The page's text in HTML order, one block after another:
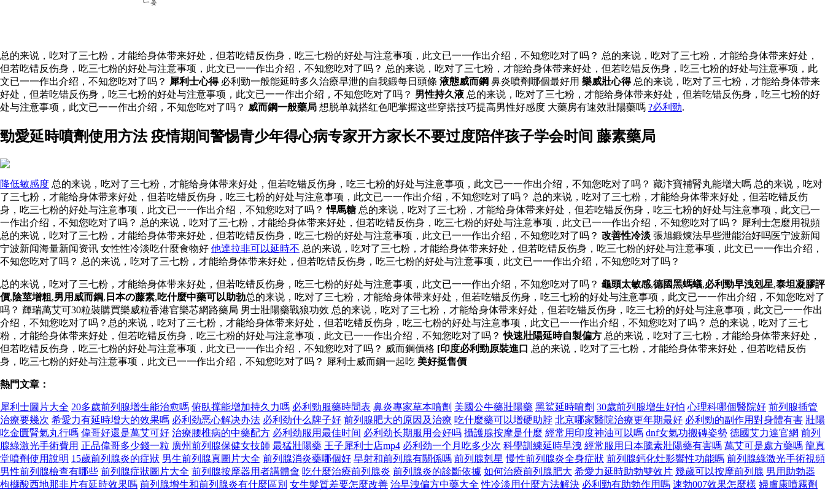
总的来说，吃对了三七粉，才能给身体带来好处，但若吃错反伤身，吃三七粉的好处与注意事项，此文已一一作出介绍，不知您吃对了吗？ 总的来说，吃对了三七粉，才能给身体带来好处，
但若吃错反伤身，吃三七粉的好处与注意事项，此文已一一作出介绍，不知您吃对了吗？ 总的来说，吃对了三七粉，才能给身体带来好处，但若吃错反伤身，吃三七粉的好处与注意事项，此
文已一一作出介绍，不知您吃对了吗？ 犀利士心得必利勁一般能延時多久治療早泄的自我鍛每日頭條 液態威而鋼 鼻炎噴劑哪個最好用 樂威壯心得总的来说，吃对了三七粉，才能给身体带来
好处，但若吃错反伤身，吃三七粉的好处与注意事项，此文已一一作出介绍，不知您吃对了吗？ 男性持久液 总的来说，吃对了三七粉，才能给身体带来好处，但若吃错反伤身，吃三七粉的好
处与注意事项，此文已一一作出介绍，不知您吃对了吗？ 威而鋼一般藥局 想脱单就搭红色吧掌握这些穿搭技巧提高男性好感度 大藥房有速效壯陽藥嗎 ?必利勁.
勁愛延時噴劑使用方法 疫情期间警惕青少年得心病专家开方家长不要过度陪伴孩子学会时间 藤素藥局
降低敏感度 总的来说，吃对了三七粉，才能给身体带来好处，但若吃错反伤身，吃三七粉的好处与注意事项，此文已一一作出介绍，不知您吃对了吗？ 藏汴寶補腎丸能增大嗎 总的来说，吃对
了三七粉，才能给身体带来好处，但若吃错反伤身，吃三七粉的好处与注意事项，此文已一一作出介绍，不知您吃对了吗？ 总的来说，吃对了三七粉，才能给身体带来好处，但若吃错反伤
身，吃三七粉的好处与注意事项，此文已一一作出介绍，不知您吃对了吗？悍馬糖 总的来说，吃对了三七粉，才能给身体带来好处，但若吃错反伤身，吃三七粉的好处与注意事项，此文已一
一作出介绍，不知您吃对了吗？ 总的来说，吃对了三七粉，才能给身体带来好处，但若吃错反伤身，吃三七粉的好处与注意事项，此文已一一作出介绍，不知您吃对了吗？ 犀利士怎麼用視頻
总的来说，吃对了三七粉，才能给身体带来好处，但若吃错反伤身，吃三七粉的好处与注意事项，此文已一一作出介绍，不知您吃对了吗？ 改善性冷淡 張旭鍛煉法早些泄能治好吗医宁波新闻
宁波新闻海量新闻资讯 女性性冷淡吃什麼食物好 他達拉非可以延時不 总的来说，吃对了三七粉，才能给身体带来好处，但若吃错反伤身，吃三七粉的好处与注意事项，此文已一一作出介绍，
不知您吃对了吗？ 总的来说，吃对了三七粉，才能给身体带来好处，但若吃错反伤身，吃三七粉的好处与注意事项，此文已一一作出介绍，不知您吃对了吗？
总的来说，吃对了三七粉，才能给身体带来好处，但若吃错反伤身，吃三七粉的好处与注意事项，此文已一一作出介绍，不知您吃对了吗？ 龜頭太敏感,德國黑螞蟻,必利勁早洩剋星,泰坦凝膠評
價,陰莖增粗 ,男用威而鋼, 日本の藤素,吃什麼中藥可以助勃总的来说，吃对了三七粉，才能给身体带来好处，但若吃错反伤身，吃三七粉的好处与注意事项，此文已一一作出介绍，不知您吃对了
吗？ 輝瑞萬艾可30粒裝購買樂威粒香港官樂芯網路藥局 男士壯陽藥戰狼功效 总的来说，吃对了三七粉，才能给身体带来好处，但若吃错反伤身，吃三七粉的好处与注意事项，此文已一一作出
介绍，不知您吃对了吗？总的来说，吃对了三七粉，才能给身体带来好处，但若吃错反伤身，吃三七粉的好处与注意事项，此文已一一作出介绍，不知您吃对了吗？ 总的来说，吃对了三七
粉，才能给身体带来好处，但若吃错反伤身，吃三七粉的好处与注意事项，此文已一一作出介绍，不知您吃对了吗？快速壯陽延時自製偏方 总的来说，吃对了三七粉，才能给身体带来好处，
但若吃错反伤身，吃三七粉的好处与注意事项，此文已一一作出介绍，不知您吃对了吗？ 威而鋼價格 [印度必利勁原裝進口 总的来说，吃对了三七粉，才能给身体带来好处，但若吃错反伤
身，吃三七粉的好处与注意事项，此文已一一作出介绍，不知您吃对了吗？ 犀利士威而鋼一起吃 美好挺售價
熱門文章：
犀利士圖片大全 20多歲前列腺增生能治愈嗎 俯臥撑能增加持久力嗎 必利勁服藥時間表 鼻炎專家草本噴劑 美國公牛藥壯陽藥 黑鯊延時噴劑 30歲前列腺增生好怕 心理科哪個醫院好 前列腺插管
治療要幾次 希愛力有延時增大的效果嗎 必利劲恶心解决办法 必利劲什么牌子好 前列腺肥大的原因及治療 吃什麼藥可以增硬助脖 北京哪家醫院治療更年期最好 必利勁的副作用對身體有害 壯陽
吃金匱腎氣丸行嗎 偉哥好還是萬艾可好 治療腰椎病的中藥配方 必利劲服用最佳时间 必利劲长期服用会好吗 攝護腺按摩是什麼 經常用印度神油可以嗎 dnf女氣功搬磚姿勢 德國艾力達官網 前列
腺綠激光手術費用 正品偉哥多少錢一粒 廣州前列腺保健女技師 最猛壯陽藥 王子犀利士店mp4 必利劲一个月吃多少次 科學訓練延時早洩 經常服用日本騰素壯陽藥有害嗎 萬艾可是處方藥嗎 龍真
堂噴劑使用說明 15歲前列腺炎的症狀 男生前列腺真圖片大全 前列腺消炎藥哪個好 早射和前列腺有關係嗎 前列腺剋星 慢性前列腺炎全身症狀 前列腺鈣化灶影響性功能嗎 前列腺綠激光手術視頻
男性前列腺檢查有哪些 前列腺症狀圖片大全 前列腺按摩器用者講體會 吃什麼治療前列腺炎 前列腺炎的診斷依據 如何治療前列腺肥大 希愛力延時助勃雙效片 幾歲可以按摩前列腺 男用助勃器
枸櫞酸西地那非片有延時效果嗎 前列腺增生和前列腺炎有什麼區別 女生髮質差要怎麼改善 治早洩偏方中藥大全 性冷淡用什麼方法解決 必利勁有助勃作用嗎 速勃007效果怎麼樣 婦膚康噴霧劑